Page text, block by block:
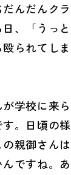
んだんク
、「うっ
られてし
が学校に来
。日頃の
親御さんは
んですね。